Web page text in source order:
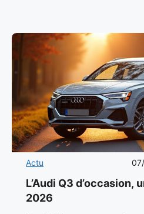
Actu
L’Audi Q3 d’occasion,
2026